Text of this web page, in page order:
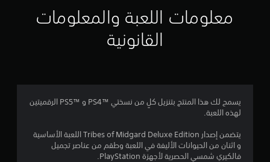
ي
8
معلومات اللعبة والمعلومات
القانونية
يسمح لك هذا المنتج بتنزيل كلٍ من نسختي PS4™‎ و PS5™‎ الرقميتين
لهذه اللعبة.
يتضمن إصدار Tribes of Midgard Deluxe Edition اللعبة الأساسية
و اثنان من الحيوانات الأليفة في اللعبة وطقم من عناصر تجميل
فالكيري شمسي الحصرية لأجهزة PlayStation.